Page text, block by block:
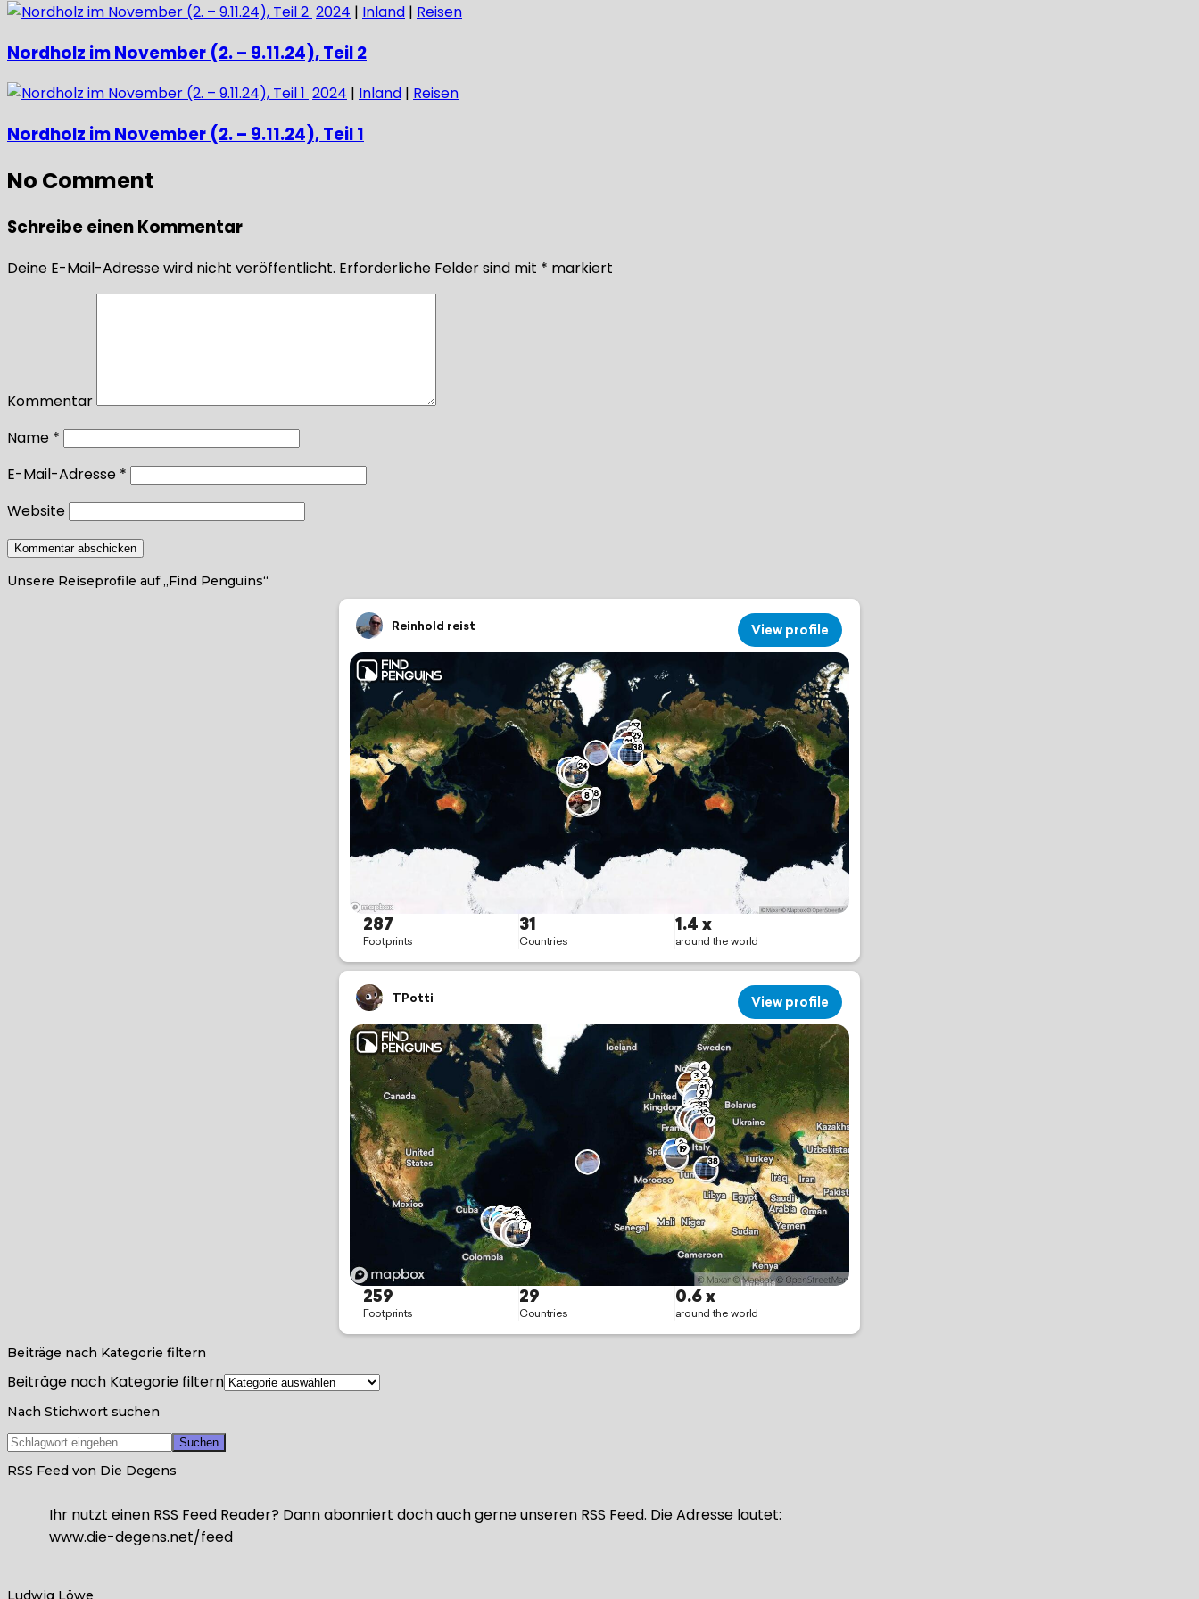
2024 | Inland | Reisen
Nordholz im November (2. – 9.11.24), Teil 2
2024 | Inland | Reisen
Nordholz im November (2. – 9.11.24), Teil 1
No Comment
Schreibe einen Kommentar
Deine E-Mail-Adresse wird nicht veröffentlicht. Erforderliche Felder sind mit * markiert
Kommentar
Name *
E-Mail-Adresse *
Website
Unsere Reiseprofile auf „Find Penguins“
Beiträge nach Kategorie filtern
Beiträge nach Kategorie filtern
Nach Stichwort suchen
RSS Feed von Die Degens
Ihr nutzt einen RSS Feed Reader? Dann abonniert doch auch gerne unseren RSS Feed. Die Adresse lautet:
www.die-degens.net/feed
Ludwig Löwe